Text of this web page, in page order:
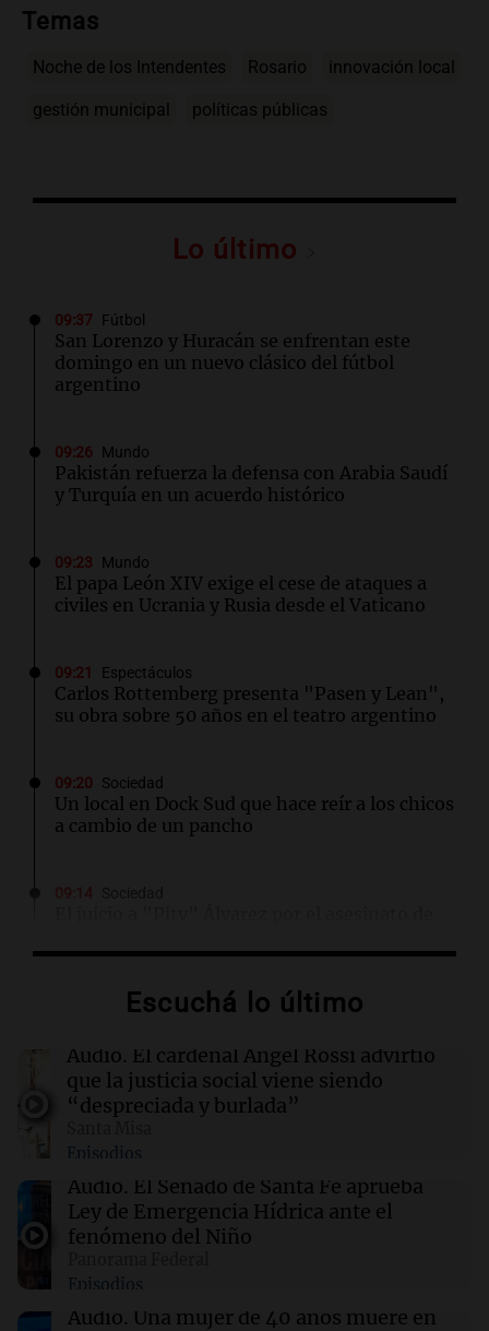
Temas
Noche de los Intendentes Rosario innovación local
gestión municipal políticas públicas
Lo último
09:37 Fútbol
San Lorenzo y Huracán se enfrentan este
domingo en un nuevo clásico del fútbol
argentino
09:26 Mundo
Pakistán refuerza la defensa con Arabia Saudí
y Turquía en un acuerdo histórico
09:23 Mundo
El papa León XIV exige el cese de ataques a
civiles en Ucrania y Rusia desde el Vaticano
09:21 Espectáculos
Carlos Rottemberg presenta "Pasen y Lean",
su obra sobre 50 años en el teatro argentino
09:20 Sociedad
Un local en Dock Sud que hace reír a los chicos
a cambio de un pancho
lunes
No se detectan casos de ébola en barco fluvial
en cuarentena cerca de Kinshasa, Congo
Paredes viajará a Rosario para estar con Messi
tras la muerte de su padre
09:00 Sociedad
médicos por miedo a la resonancia magnética
Escuchá lo último
Audio. El cardenal Ángel Rossi advirtió
que la justicia social viene siendo
“despreciada y burlada”
Episodios
Audio. El Senado de Santa Fe aprueba
Ley de Emergencia Hídrica ante el
fenómeno del Niño
Episodios
Audio. Una mujer de 40 años muere en